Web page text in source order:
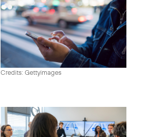
Credits: Gettyimages